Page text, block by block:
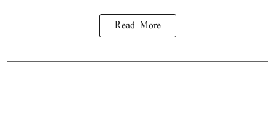
Read More